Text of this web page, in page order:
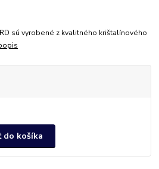
sú vyrobené z kvalitného krištalínového
do košíka